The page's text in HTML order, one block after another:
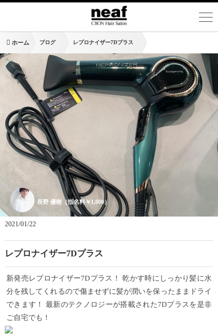
ホーム ブログ レプロナイザー7Dプラス
長野 優樹（指名料￥1,000）
2021/01/22
レプロナイザー7Dプラス
新発売レプロナイザー7Dプラス！ 乾かす時にしっかり髪に水
分を残してくれるので傷ませずに髪が潤いを保ったままドライ
できます！ 最新のテクノロジーが搭載された7Dプラスを是非
ご自宅でも！